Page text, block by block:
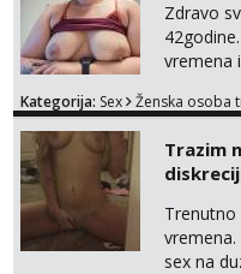
Zdravo
vremena
fistinga,
raditi u
Kategorija: Sex Ženska osoba
Trazim
sex na